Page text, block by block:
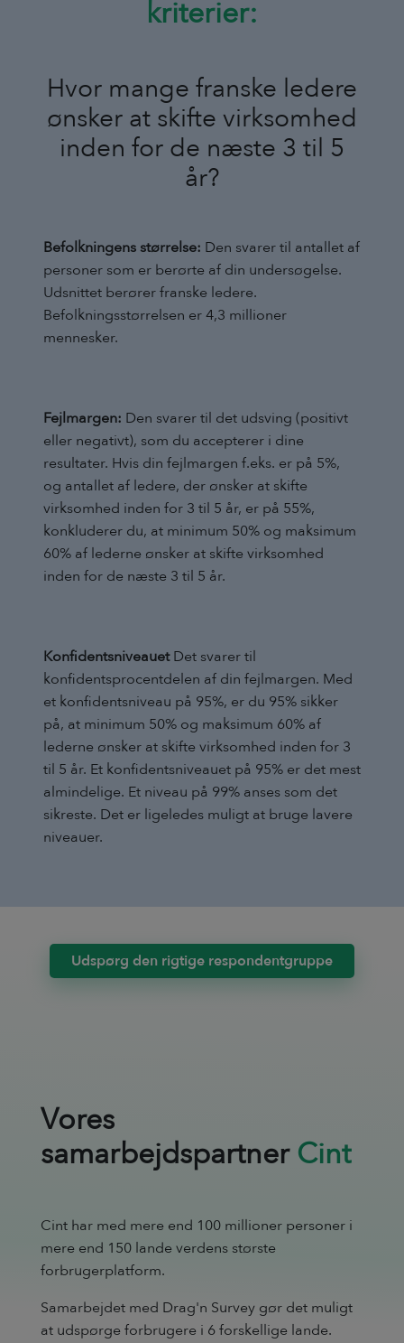
kriterier:
Hvor mange franske ledere
ønsker at skifte virksomhed
inden for de næste 3 til 5
år?
Befolkningens størrelse: Den svarer til antallet af
personer som er berørte af din undersøgelse.
Udsnittet berører franske ledere.
Befolkningsstørrelsen er 4,3 millioner
mennesker.
Fejlmargen: Den svarer til det udsving (positivt
eller negativt), som du accepterer i dine
resultater. Hvis din fejlmargen f.eks. er på 5%,
og antallet af ledere, der ønsker at skifte
virksomhed inden for 3 til 5 år, er på 55%,
konkluderer du, at minimum 50% og maksimum
60% af lederne ønsker at skifte virksomhed
inden for de næste 3 til 5 år.
KonfidentsniveauetDet svarer til
konfidentsprocentdelen af din fejlmargen. Med
et konfidentsniveau på 95%, er du 95% sikker
på, at minimum 50% og maksimum 60% af
lederne ønsker at skifte virksomhed inden for 3
til 5 år. Et konfidentsniveauet på 95% er det mest
almindelige. Et niveau på 99% anses som det
sikreste. Det er ligeledes muligt at bruge lavere
niveauer.
Udspørg den rigtige respondentgruppe
Vores
samarbejdspartner Cint
Cint har med mere end 100 millioner personer i
mere end 150 lande verdens største
forbrugerplatform.
Samarbejdet med Drag'n Survey gør det muligt
at udspørge forbrugere i 6 forskellige lande.